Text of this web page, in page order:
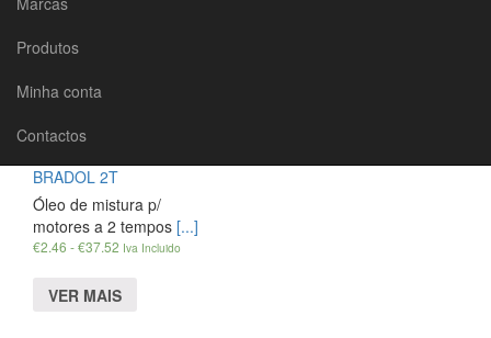
Produtos
Minha conta
Contactos
motos
Início Produtos
BRADOL 2T
Óleo de mistura p/
motores a 2 tempos [...]
€2.46 -€37.52 Iva Incluido
VER MAIS